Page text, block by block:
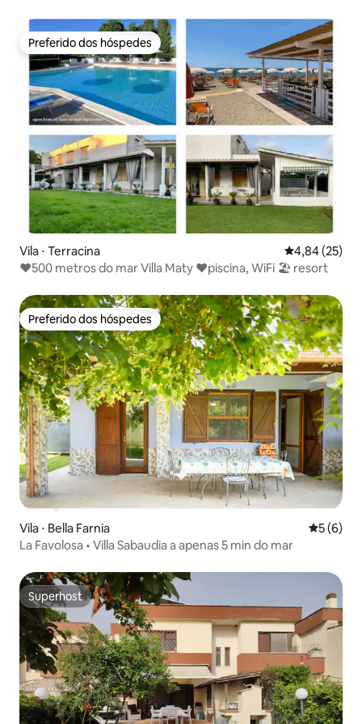
Preferido dos hóspedes
Preferido dos hóspedes
Vila ⋅ Terracina 4,84 de uma
4,84 (25)
❤️500 metros do mar Villa Maty ❤️piscina, WiFi 🏖 resort
Preferido dos hóspedes
Preferido dos hóspedes
Vila ⋅ Bella Farnia 5 de
5 (6)
La Favolosa • Villa Sabaudia a apenas 5 min do mar
Superhost
Superhost